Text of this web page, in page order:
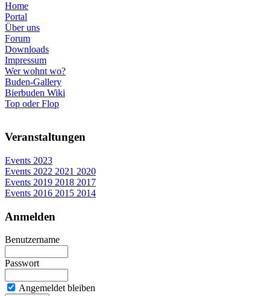
Home
Portal
Über uns
Forum
Downloads
Impressum
Wer wohnt wo?
Buden-Gallery
Bierbuden Wiki
Top oder Flop
Veranstaltungen
Events 2023
Events 2022 2021 2020
Events 2019 2018 2017
Events 2016 2015 2014
Anmelden
Benutzername
Passwort
Angemeldet bleiben